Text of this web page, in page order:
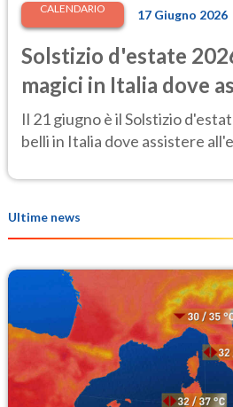
CALENDARIO 17 Giugno 2026
Solstizio d'estate
magici in Italia dove
più speciale dell'anno
Il 21 giugno è il Solstizio
belli in Italia dove assistere
Ultime news